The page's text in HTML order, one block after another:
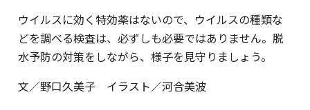
ウイルスに効く特効薬はないので、ウイルスの種類な
どを調べる検査は、必ずしも必要ではありません。脱
水予防の対策をしながら、様子を見守りましょう。
文／野口久美子 イラスト／河合美波